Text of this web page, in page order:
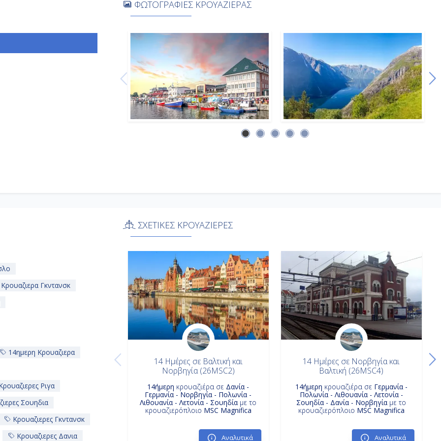
ΦΩΤΟΓΡΑΦΙΕΣ ΚΡΟΥΑΖΙΕΡΑΣ
Κρουαζιερα Γκντανσκ
14ημερη Κρουαζιερα
Ριγα
Σουηδια
Κρουαζιερες Γκντανσκ
Κρουαζιερες Δανια
ΣΧΕΤΙΚΕΣ ΚΡΟΥΑΖΙΕΡΕΣ
14 Ημέρες σε Βαλτική και
Νορβηγία (26MSC2)
14ήμερη κρουαζιέρα σε Δανία -
Γερμανία - Νορβηγία - Πολωνία -
Λιθουανία - Λετονία - Σουηδία με το
κρουαζιερόπλοιο MSC Magnifica
Αναλυτικά
14 Ημέρες σε Νορβηγία και
Βαλτική (26MSC4)
14ήμερη κρουαζιέρα σε Γερμανία -
Πολωνία - Λιθουανία - Λετονία -
Σουηδία - Δανία - Νορβηγία με το
κρουαζιερόπλοιο MSC Magnifica
Αναλυτικά